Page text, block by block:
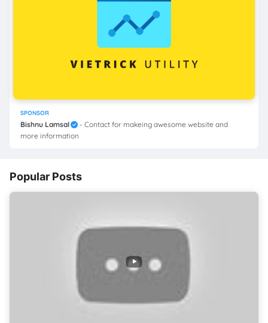
SPONSOR
Bishnu Lamsal
- Contact for makeing awesome website and
more information
Popular Posts